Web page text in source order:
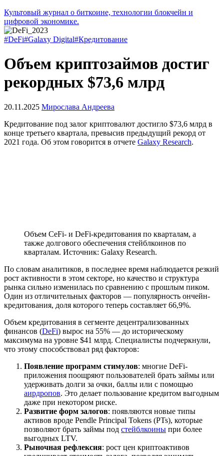
Культовый журнал о биткоине, технологии блокчейн и
цифровой экономике.
#DeFi#Galaxy Digital#Кредитование
Объем криптозаймов достиг
рекордных $73,6 млрд
20.11.2025 Мирослава Андреева
Кредитование под залог криптовалют достигло $73,6 млрд в
конце третьего квартала, превысив предыдущий рекорд от
2021 года. Об этом говорится в отчете Galaxy Research.
Объем CeFi- и DeFi-кредитования по кварталам, а
также долгового обеспечения стейблкоинов по
кварталам. Источник: Galaxy Research.
По словам аналитиков, в последнее время наблюдается резкий
рост активности в этом секторе, но качество и структура
рынка сильно изменилась по сравнению с прошлым пиком.
Один из отличительных факторов — популярность ончейн-
кредитования, доля которого теперь составляет 66,9%.
Объем кредитования в сегменте децентрализованных
финансов (DeFi) вырос на 55% — до историческому
максимума на уровне $41 млрд. Специалисты подчеркнули,
что этому способствовал ряд факторов:
Появление программ стимулов: многие DeFi-
приложения поощряют пользователей брать займы или
удерживать долги за очки, баллы или с помощью
аирдропов. Это делает пользование кредитом выгодным
даже при некотором риске.
Развитие форм залогов: появляются новые типы
активов вроде Pendle Principal Tokens (PTs), которые
позволяют брать займы под стейблкоины при более
выгодных LTV.
Рыночная рефлексия: рост цен криптоактивов